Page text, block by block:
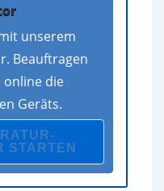
unserem
Beauftragen
online die
Geräts.
STARTEN